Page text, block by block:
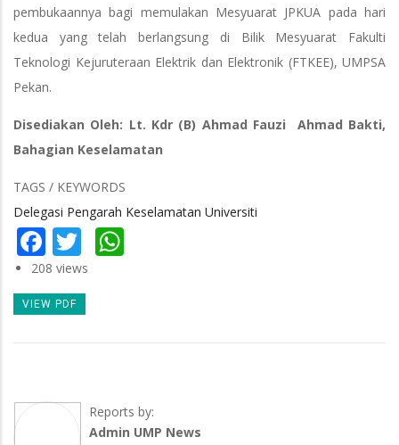
pembukaannya bagi memulakan Mesyuarat JPKUA pada hari
kedua yang telah berlangsung di Bilik Mesyuarat Fakulti
Teknologi Kejuruteraan Elektrik dan Elektronik (FTKEE), UMPSA
Pekan.
Disediakan Oleh: Lt. Kdr (B) Ahmad Fauzi Ahmad Bakti,
Bahagian Keselamatan
TAGS / KEYWORDS
Delegasi Pengarah Keselamatan Universiti
Facebook
Twitter
208 views
VIEW PDF
Reports by:
Admin UMP News